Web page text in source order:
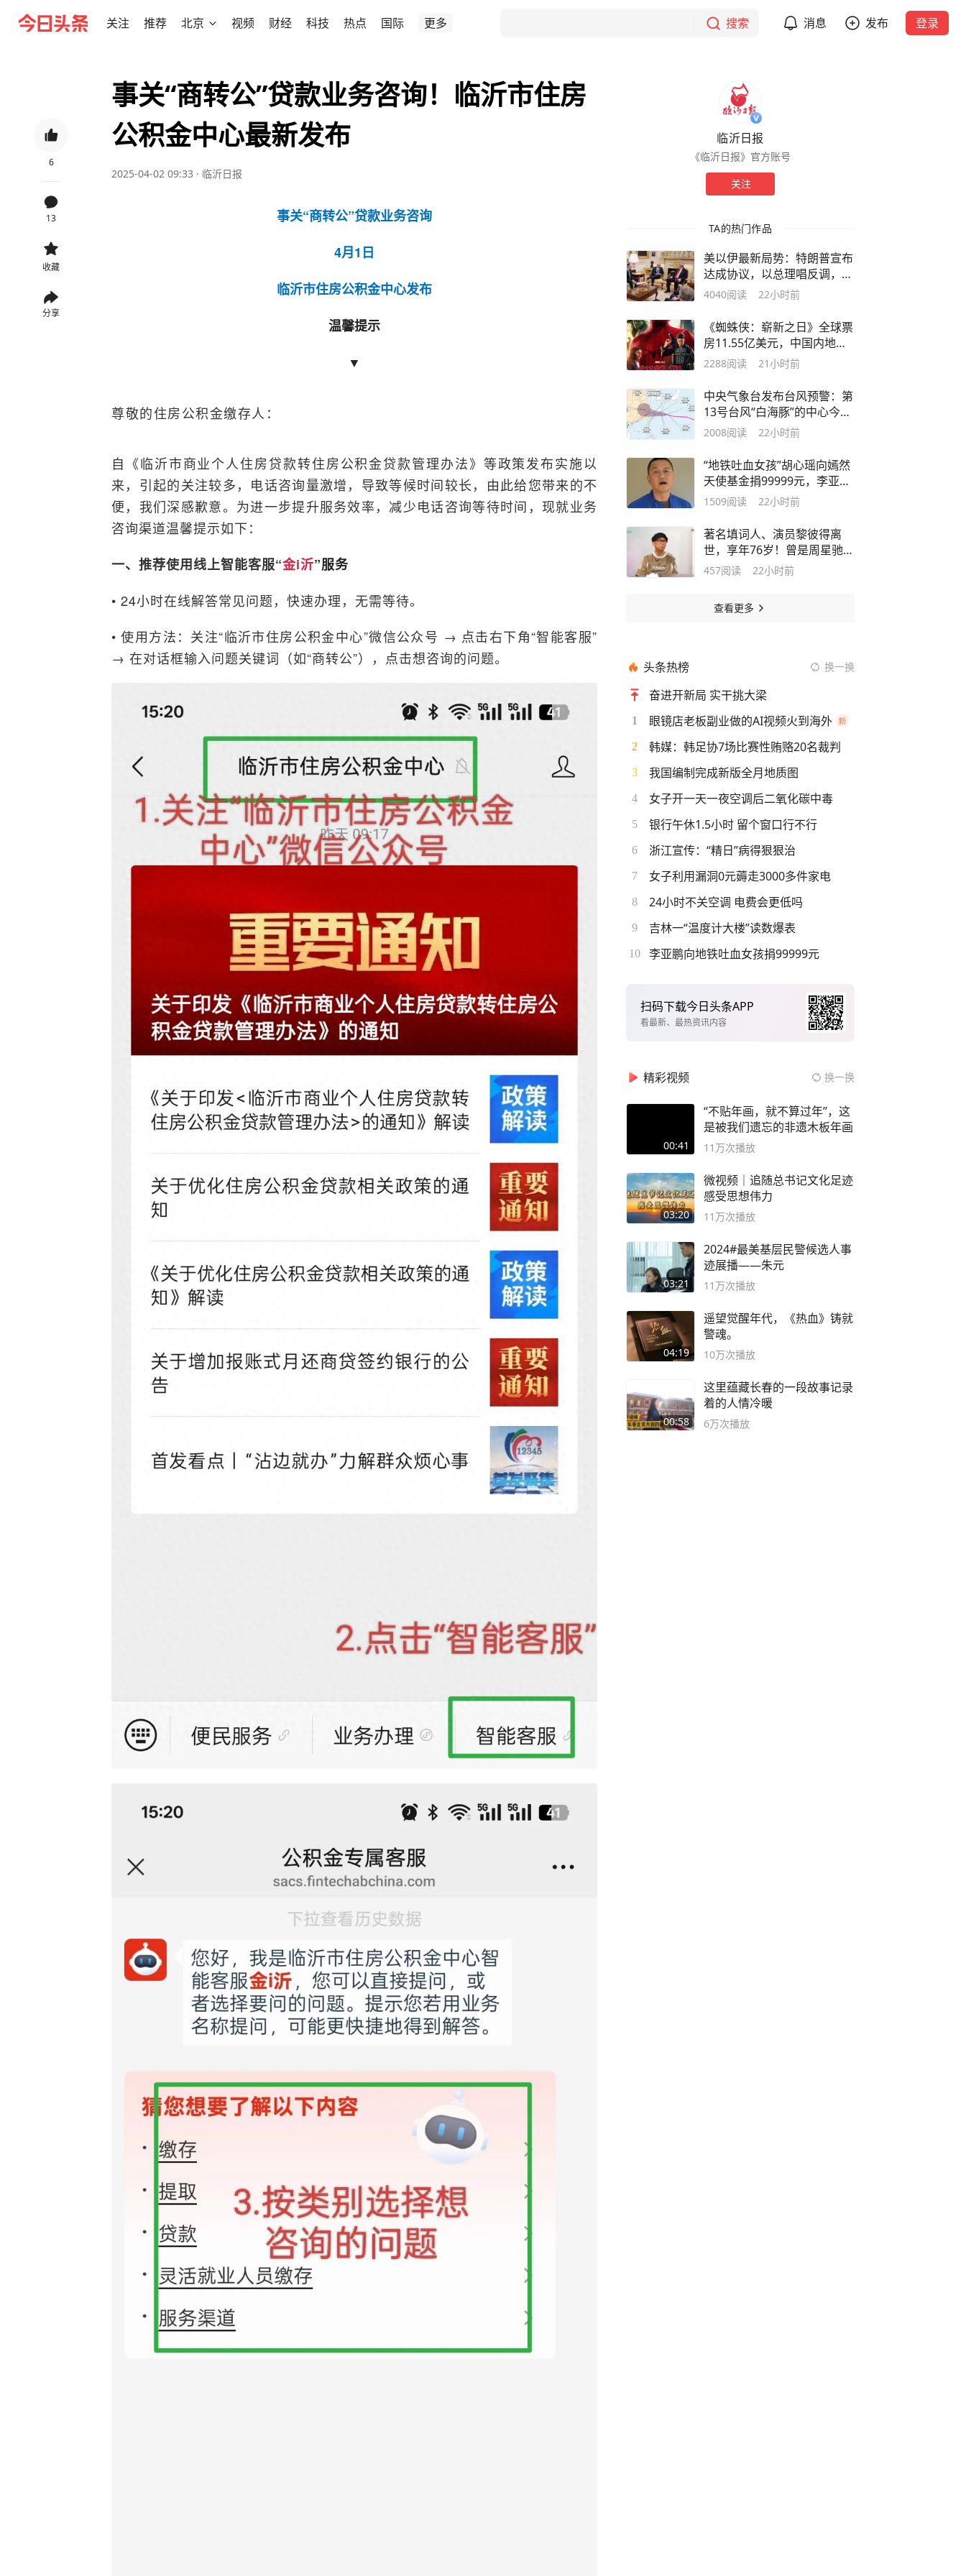
关注 推荐 北京 视频 财经 科技 热点 国际 更多 搜索 消息 发布 登录
6
13
收藏
分享
事关“商转公”贷款业务咨询！临沂市住房
公积金中心最新发布
2025-04-02 09:33 · 临沂日报
事关“商转公”贷款业务咨询
4月1日
临沂市住房公积金中心发布
温馨提示
▼
尊敬的住房公积金缴存人：
自《临沂市商业个人住房贷款转住房公积金贷款管理办法》等政策发布实施以
来，引起的关注较多，电话咨询量激增，导致等候时间较长，由此给您带来的不
便，我们深感歉意。为进一步提升服务效率，减少电话咨询等待时间，现就业务
咨询渠道温馨提示如下：
一、推荐使用线上智能客服“金i沂”服务
• 24小时在线解答常见问题，快速办理，无需等待。
• 使用方法：关注“临沂市住房公积金中心”微信公众号 → 点击右下角“智能客服”
→ 在对话框输入问题关键词（如“商转公”），点击想咨询的问题。
临沂日报
《临沂日报》官方账号
关注
TA的热门作品
美以伊最新局势：特朗普宣布
达成协议，以总理唱反调，美
以存五方面分歧；伊朗称霍尔
闭；胡塞武装再袭击沙特油轮
4040阅读 22小时前
《蜘蛛侠：崭新之日》全球票
房11.55亿美元，中国内地已
破10亿元，暂时登顶2026全
2288阅读 21小时前
中央气象台发布台风预警：第
13号台风“白海豚”的中心今晨
5点位于浙江省温州市偏东方
上，逐渐向华东沿海靠近
2008阅读 22小时前
“地铁吐血女孩”胡心瑶向嫣然
天使基金捐99999元，李亚鹏
落泪感谢：我个人向心瑶捐赠
也捐赠99999元
1509阅读 22小时前
著名填词人、演员黎彼得离
世，享年76岁！曾是周星驰
“御用配角” ，在《唐伯虎点秋
457阅读 22小时前
查看更多
头条热榜 换一换
奋进开新局 实干挑大梁
1 眼镜店老板副业做的AI视频火到海外
2 韩媒：韩足协7场比赛性贿赂20名裁判
3 我国编制完成新版全月地质图
4 女子开一天一夜空调后二氧化碳中毒
5 银行午休1.5小时 留个窗口行不行
6 浙江宣传：“精日”病得狠狠治
7 女子利用漏洞0元薅走3000多件家电
8 24小时不关空调 电费会更低吗
9 吉林一“温度计大楼”读数爆表
10 李亚鹏向地铁吐血女孩捐99999元
扫码下载今日头条APP
看最新、最热资讯内容
精彩视频 换一换
00:41
“不贴年画，就不算过年”，这
是被我们遗忘的非遗木板年画
11万次播放
03:20
微视频｜追随总书记文化足迹
感受思想伟力
11万次播放
03:21
2024#最美基层民警候选人事
迹展播——朱元
11万次播放
04:19
遥望觉醒年代，《热血》铸就
警魂。
10万次播放
00:58
这里蕴藏长春的一段故事记录
着的人情冷暖
6万次播放